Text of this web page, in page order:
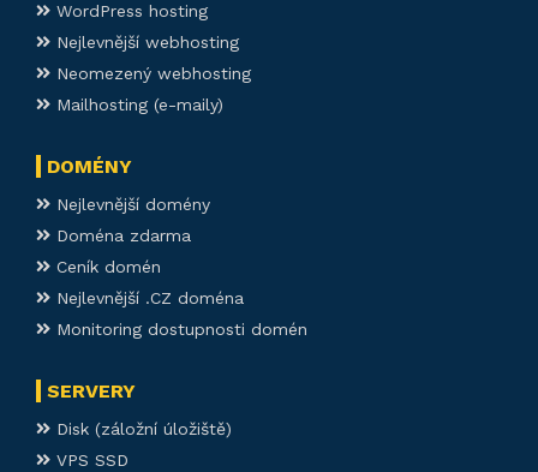
WordPress hosting
Nejlevnější webhosting
Neomezený webhosting
Mailhosting (e-maily)
DOMÉNY
Nejlevnější domény
Doména zdarma
Ceník domén
Nejlevnější .CZ doména
Monitoring dostupnosti domén
SERVERY
Disk (záložní úložiště)
VPS SSD